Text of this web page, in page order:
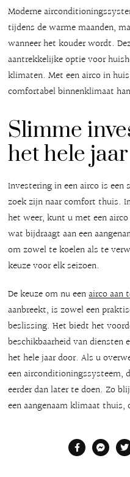
Moderne
tijdens de warme maanden,
wanneer het kouder wordt.
aantrekkelijke optie voor
klimaten. Met een airco in
comfortabel binnenklimaat
Slimme
het hele jaar
Investering in een airco is een
zoek zijn naar comfort thuis.
het weer, kunt u met een
wat bijdraagt aan een
om zowel te koelen als te
keuze voor elk seizoen.
De keuze om nu eenairco aan
aanbreekt, is zowel een
beslissing. Het biedt het
beschikbaarheid van diensten
het hele jaar door. Als u
een airconditioningssysteem,
eerder dan later te doen. Zo
een aangenaam klimaat